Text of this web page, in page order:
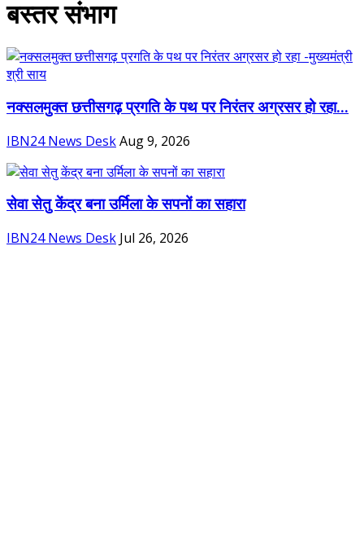
बस्तर संभाग
नक्सलमुक्त छत्तीसगढ़ प्रगति के पथ पर निरंतर अग्रसर हो रहा...
IBN24 News DeskAug 9, 2026
सेवा सेतु केंद्र बना उर्मिला के सपनों का सहारा
IBN24 News Desk Jul 26, 2026